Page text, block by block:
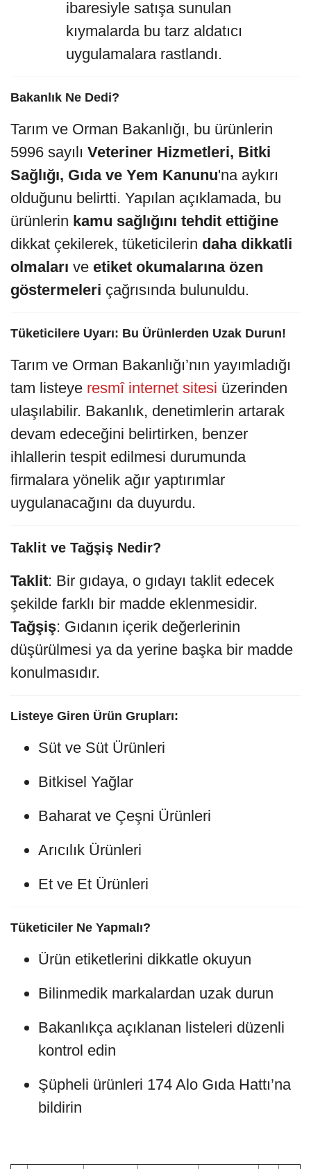
ibaresiyle satışa sunulan
kıymalarda bu tarz aldatıcı
uygulamalara rastlandı.
Bakanlık Ne Dedi?
Tarım ve Orman Bakanlığı, bu ürünlerin
5996 sayılı Veteriner Hizmetleri, Bitki
Sağlığı, Gıda ve Yem Kanunu'na aykırı
olduğunu belirtti. Yapılan açıklamada, bu
ürünlerin kamu sağlığını tehdit ettiğine
dikkat çekilerek, tüketicilerin daha dikkatli
olmaları ve etiket okumalarına özen
göstermeleri çağrısında bulunuldu.
Tüketicilere Uyarı: Bu Ürünlerden Uzak Durun!
Tarım ve Orman Bakanlığı’nın yayımladığı
tam listeye resmî internet sitesi üzerinden
ulaşılabilir. Bakanlık, denetimlerin artarak
devam edeceğini belirtirken, benzer
ihlallerin tespit edilmesi durumunda
firmalara yönelik ağır yaptırımlar
uygulanacağını da duyurdu.
Taklit ve Tağşiş Nedir?
Taklit: Bir gıdaya, o gıdayı taklit edecek
şekilde farklı bir madde eklenmesidir.
Tağşiş: Gıdanın içerik değerlerinin
düşürülmesi ya da yerine başka bir madde
konulmasıdır.
Listeye Giren Ürün Grupları:
Süt ve Süt Ürünleri
Bitkisel Yağlar
Baharat ve Çeşni Ürünleri
Arıcılık Ürünleri
Et ve Et Ürünleri
Tüketiciler Ne Yapmalı?
Ürün etiketlerini dikkatle okuyun
Bilinmedik markalardan uzak durun
Bakanlıkça açıklanan listeleri düzenli
kontrol edin
Şüpheli ürünleri 174 Alo Gıda Hattı’na
bildirin